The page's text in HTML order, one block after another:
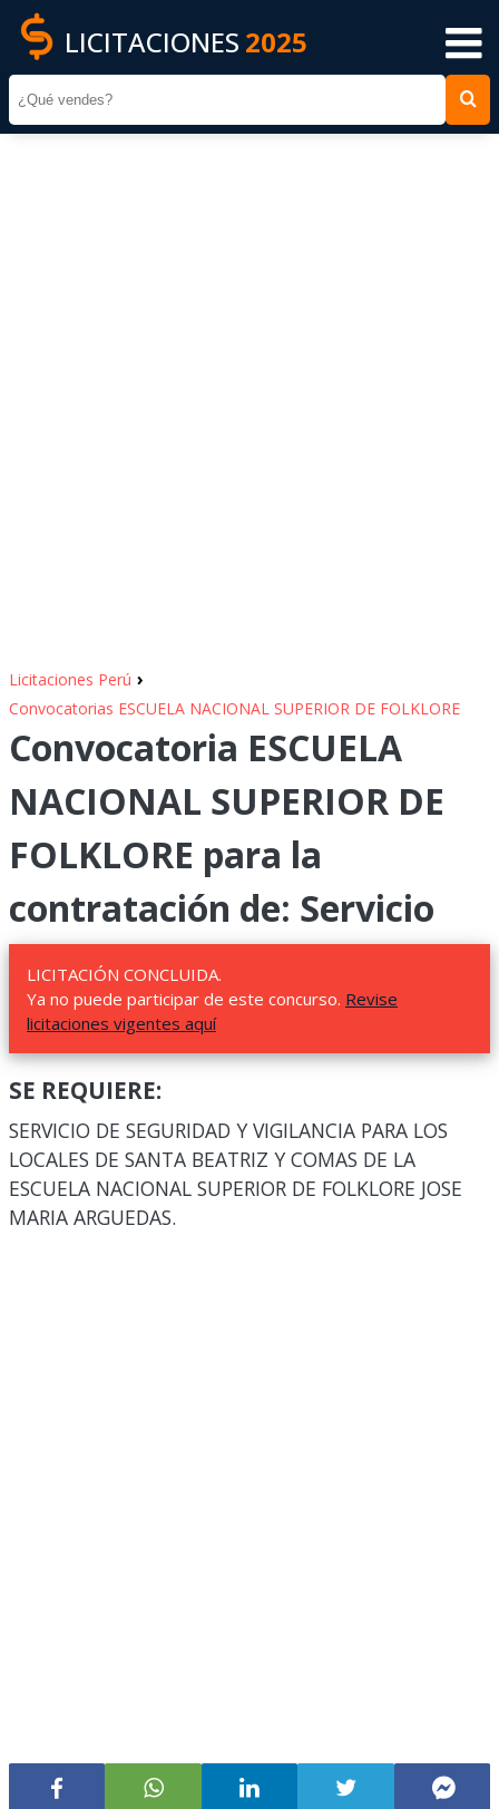
LICITACIONES 2025
Licitaciones Perú ›
Convocatorias ESCUELA NACIONAL SUPERIOR DE FOLKLORE
Convocatoria ESCUELA
NACIONAL SUPERIOR DE
FOLKLORE para la
contratación de: Servicio
LICITACIÓN CONCLUIDA.
Ya no puede participar de este concurso. Revise
licitaciones vigentes aquí
SE REQUIERE:
SERVICIO DE SEGURIDAD Y VIGILANCIA PARA LOS
LOCALES DE SANTA BEATRIZ Y COMAS DE LA
ESCUELA NACIONAL SUPERIOR DE FOLKLORE JOSE
MARIA ARGUEDAS.